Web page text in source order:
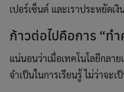
เปอร์เซ็นต์ และเราประหยัดเงิ
ก้าวต่อไปคือการ “ทำ
แน่นอนว่าเมื่อเทคโนโลยีกลา
จำเป็นในการเรียนรู้ ไม่ว่าจะเ